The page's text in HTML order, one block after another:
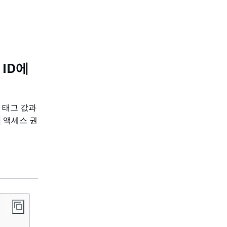
에
태그 값과
액세스 권